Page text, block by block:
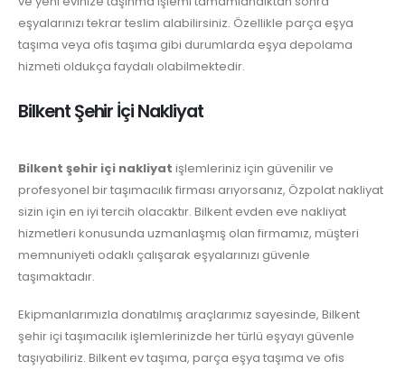
eşyalarınızı tekrar teslim alabilirsiniz. Özellikle parça eşya
taşıma veya ofis taşıma gibi durumlarda eşya depolama
hizmeti oldukça faydalı olabilmektedir.
Bilkent Şehir İçi Nakliyat
Bilkent şehir içi nakliyat işlemleriniz için güvenilir ve
profesyonel bir taşımacılık firması arıyorsanız, Özpolat nakliyat
sizin için en iyi tercih olacaktır. Bilkent evden eve nakliyat
hizmetleri konusunda uzmanlaşmış olan firmamız, müşteri
memnuniyeti odaklı çalışarak eşyalarınızı güvenle
taşımaktadır.
Ekipmanlarımızla donatılmış araçlarımız sayesinde, Bilkent
şehir içi taşımacılık işlemlerinizde her türlü eşyayı güvenle
taşıyabiliriz. Bilkent ev taşıma, parça eşya taşıma ve ofis